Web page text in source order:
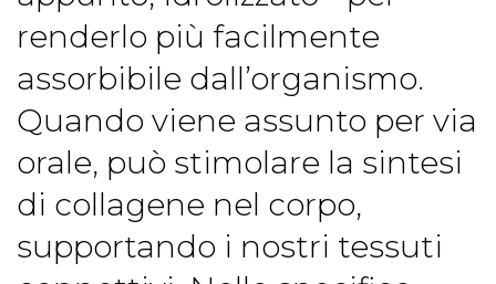
renderlo più facilmente
assorbibile dall’organismo.
Quando viene assunto per via
orale, può stimolare la sintesi
di collagene nel corpo,
supportando i nostri tessuti